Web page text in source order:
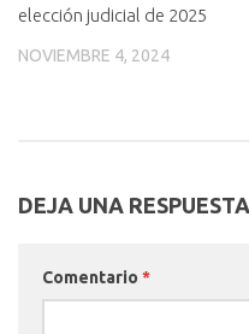
elección judicial de 2025
NOVIEMBRE 4, 2024
DEJA UNA RESPUESTA
Comentario *